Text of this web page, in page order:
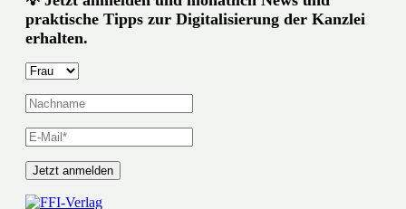
praktische Tipps zur Digitalisierung der Kanzlei
erhalten.